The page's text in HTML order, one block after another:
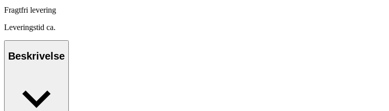
Fragtfri levering
Leveringstid ca.
Beskrivelse